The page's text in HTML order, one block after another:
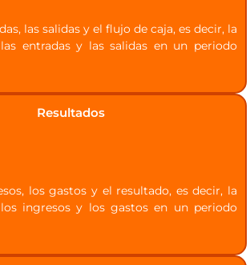
las salidas y el flujo de caja, es decir, la
entradas y las salidas en un periodo
Resultados
los gastos y el resultado, es decir, la
ingresos y los gastos en un periodo